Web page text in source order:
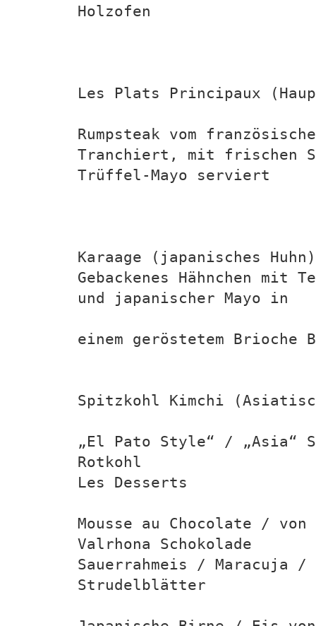
Holzofen
Les Plats Principaux
Rumpsteak vom
Tranchiert, mit frischen
Trüffel-Mayo serviert
Karaage (japanisches Huhn)
Gebackenes Hähnchen mit
und japanischer Mayo in
einem geröstetem Brioche
Spitzkohl Kimchi
„El Pato Style“ / „Asia“
Rotkohl
Les Desserts
Mousse au Chocolate /
Valrhona Schokolade
Sauerrahmeis / Maracuja
Strudelblätter